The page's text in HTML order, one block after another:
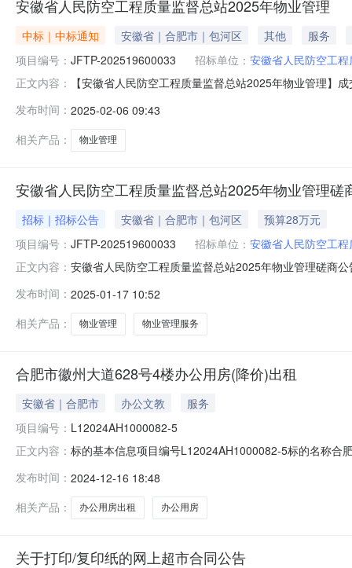
安徽省人民防空工程质量监督总站2025年物业管理
中标｜中标通知 安徽省｜合肥市｜包河区 其他
服务
项目编号： JFTP-202519600033 招标单位： 安徽省人民防空工
正文内容：
【安徽省人民防空工程质量监督总站2025年物业管理】
称：安徽省人民防空工程质量监督总站2025年物业管理
发布时间： 2025-02-06 09:43
相关产品：
物业管理
安徽省人民防空工程质量监督总站2025年物业管理磋
招标｜招标公告 安徽省｜合肥市｜包河区
预算28万元
项目编号： JFTP-202519600033 招标单位： 安徽省人民防空工
正文内容： 安徽省人民防空工程质量监督总站2025年物业管理磋商
空工程质量监督总站2025年物业管理采购方式：竞争性
发布时间： 2025-01-17 10:52
相关产品：
物业管理 物业管理服务
合肥市徽州大道628号4楼办公用房(降价)出租
安徽省｜合肥市 办公文教
服务
项目编号： L12024AH1000082-5
正文内容： 标的基本信息项目编号L12024AH1000082-5标的名称合
租赁期限3租赁期限单位年租赁面积说明出租标的面积以
发布时间： 2024-12-16 18:48
相关产品：
办公用房出租 办公用房
关于打印/复印纸的网上超市合同公告